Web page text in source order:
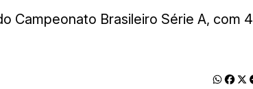
Campeonato Brasileiro Série A, com 4